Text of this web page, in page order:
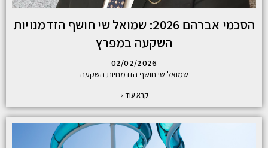
הסכמי אברהם 2026: שמואל שי חושף הזדמנויות
השקעה במפרץ
02/02/2026
שמואל שי חושף הזדמנויות השקעה
קרא עוד »